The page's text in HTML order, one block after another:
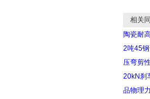
相关同
陶瓷耐
2吨45
压弯剪
20kN刹
品物理